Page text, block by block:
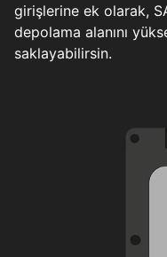
girişlerine ek olarak,
depolama alanını
saklayabilirsin.